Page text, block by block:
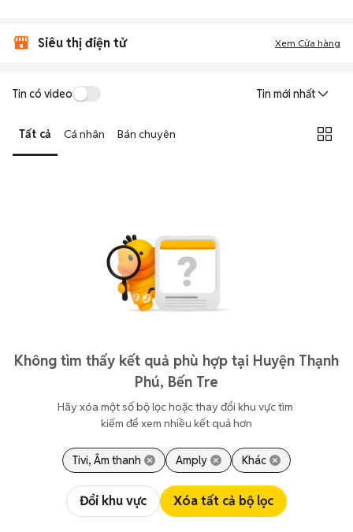
Siêu thị điện tử Xem Cửa hàng
Tin có video Tin mới nhất
Tất cả Cá nhân Bán chuyên
Không tìm thấy kết quả phù hợp tại Huyện Thạnh
Phú, Bến Tre
Hãy xóa một số bộ lọc hoặc thay đổi khu vực tìm
kiếm để xem nhiều kết quả hơn
Tivi, Âm thanh Amply Khác
Đổi khu vực Xóa tất cả bộ lọc